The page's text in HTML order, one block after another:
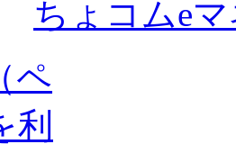
ちょコムe